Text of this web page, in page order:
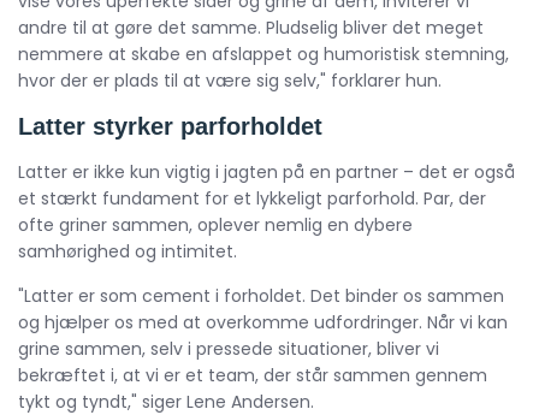
andre til at gøre det samme. Pludselig bliver det meget
nemmere at skabe en afslappet og humoristisk stemning,
hvor der er plads til at være sig selv," forklarer hun.
Latter styrker parforholdet
Latter er ikke kun vigtig i jagten på en partner – det er også
et stærkt fundament for et lykkeligt parforhold. Par, der
ofte griner sammen, oplever nemlig en dybere
samhørighed og intimitet.
"Latter er som cement i forholdet. Det binder os sammen
og hjælper os med at overkomme udfordringer. Når vi kan
grine sammen, selv i pressede situationer, bliver vi
bekræftet i, at vi er et team, der står sammen gennem
tykt og tyndt," siger Lene Andersen.